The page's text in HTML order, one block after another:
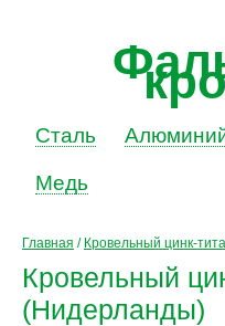
Сталь
Медь
Главная / Кровельный цинк-
Кровельный
(Нидерланды)